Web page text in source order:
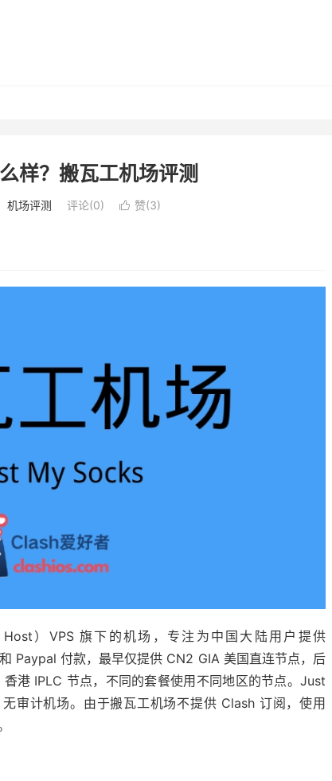
样？搬瓦工机场评测
机场评测 评论(0)  赞(3)
）VPS 旗下的机场，专注为中国大陆用户提供
Paypal 付款，最早仅提供 CN2 GIA 美国直连节点，后
港 IPLC 节点，不同的套餐使用不同地区的节点。Just
审计机场。由于搬瓦工机场不提供 Clash 订阅，使用